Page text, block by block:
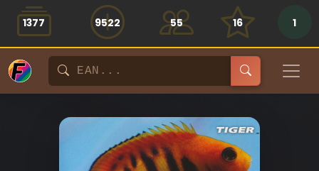
1377 9522 55 16 1